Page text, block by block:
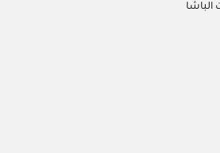
الباشا